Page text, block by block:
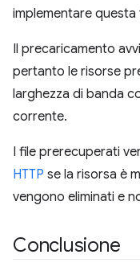
implementare
Il precaricamento
pertanto le risorse
larghezza di banda
corrente.
I file prerecuperati
HTTP se la risorsa è
vengono eliminati e
Conclusione